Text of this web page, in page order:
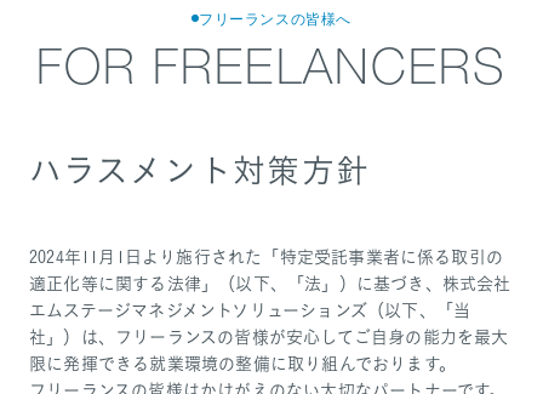
医業承継サポート
フリーランスの皆様へ
FOR FREELANCERS
ハラスメント対策方針
2024年11月1日より施行された「特定受託事業者に係る取引の
適正化等に関する法律」（以下、「法」）に基づき、株式会社
エムステージマネジメントソリューションズ（以下、「当
社」）は、フリーランスの皆様が安心してご自身の能力を最大
限に発揮できる就業環境の整備に取り組んでおります。
フリーランスの皆様はかけがえのない大切なパートナーです。